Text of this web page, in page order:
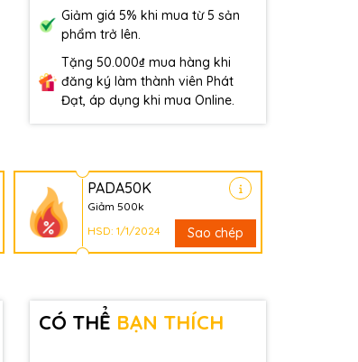
Giảm giá 5% khi mua từ 5 sản
phẩm trở lên.
Tặng 50.000₫ mua hàng khi
đăng ký làm thành viên Phát
Đạt, áp dụng khi mua Online.
PADA50K
Giảm 500k
HSD: 1/1/2024
Sao chép
CÓ THỂ BẠN THÍCH